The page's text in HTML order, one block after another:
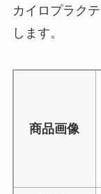
カイロプラク
します。
商品画像